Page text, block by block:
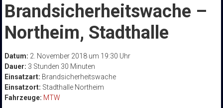
Brandsicherheitswache –
Northeim, Stadthalle
Datum: 2. November 2018 um 19:30 Uhr
Dauer: 3 Stunden 30 Minuten
Einsatzart: Brandsicherheitswache
Einsatzort: Stadthalle Northeim
Fahrzeuge: MTW